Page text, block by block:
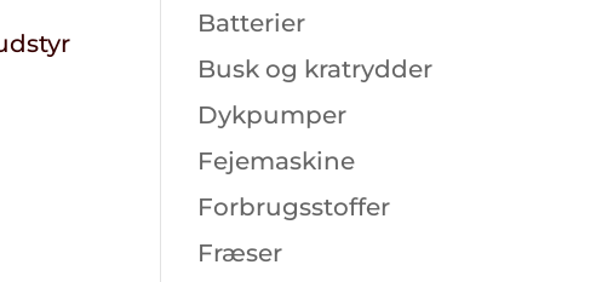
Batterier
Busk og kratrydder
Dykpumper
Fejemaskine
Forbrugsstoffer
Fræser